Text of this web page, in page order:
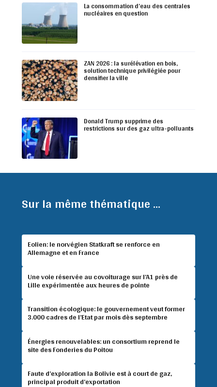
La consommation d’eau des centrales
nucléaires en question
ZAN 2026 : la surélévation en bois,
solution technique privilégiée pour
densifier la ville
Donald Trump supprime des
restrictions sur des gaz ultra-polluants
Sur la même thématique ...
Eolien: le norvégien Statkraft se renforce en
Allemagne et en France
Une voie réservée au covoiturage sur l’A1 près de
Lille expérimentée aux heures de pointe
Transition écologique: le gouvernement veut former
3.000 cadres de l’Etat par mois dès septembre
Énergies renouvelables: un consortium reprend le
site des Fonderies du Poitou
Faute d’exploration la Bolivie est à court de gaz,
principal produit d’exportation